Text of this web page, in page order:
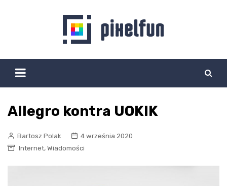
Allegro kontra UOKIK
Bartosz Polak
4 września 2020
Internet, Wiadomości